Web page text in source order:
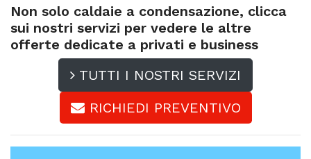
Non solo caldaie a condensazione, clicca
sui nostri servizi per vedere le altre
offerte dedicate a privati e business
TUTTI I NOSTRI SERVIZI
RICHIEDI PREVENTIVO